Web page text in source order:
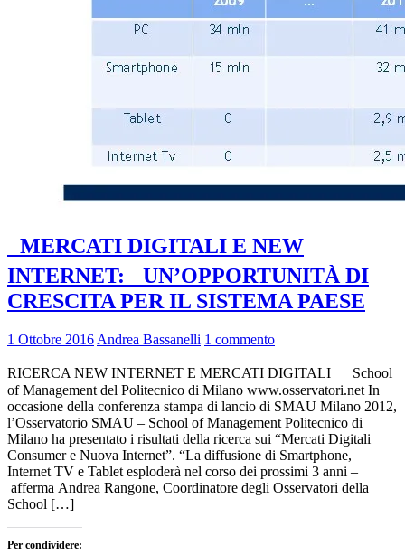
MERCATI DIGITALI E NEW
INTERNET: UN’OPPORTUNITÀ DI
CRESCITA PER IL SISTEMA PAESE
1 Ottobre 2016 Andrea Bassanelli 1 commento
RICERCA NEW INTERNET E MERCATI DIGITALI School
of Management del Politecnico di Milano www.osservatori.net In
occasione della conferenza stampa di lancio di SMAU Milano 2012,
l’Osservatorio SMAU – School of Management Politecnico di
Milano ha presentato i risultati della ricerca sui “Mercati Digitali
Consumer e Nuova Internet”. “La diffusione di Smartphone,
Internet TV e Tablet esploderà nel corso dei prossimi 3 anni –
afferma Andrea Rangone, Coordinatore degli Osservatori della
School […]
Per condividere: